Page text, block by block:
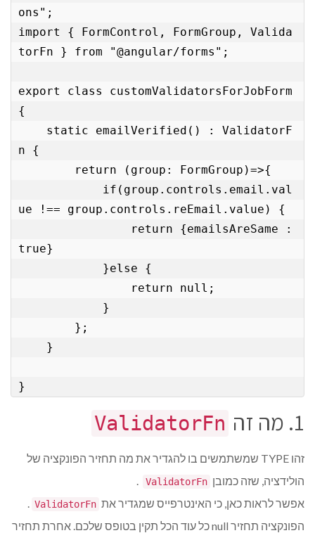
ons";
import { FormControl, FormGroup, Valida
torFn } from "@angular/forms";
export class customValidatorsForJobForm
{
n {
ue !== group.controls.reEmail.value) {
true}
}
1. מה זה ValidatorFn
זהו TYPE שמשתמשים בו להגדיר את מה תחזיר הפונקציה של
הולידציה, שזה כמובן ValidatorFn
.
אפשר לראות כאן, כי האינטרפייס שמגדיר את ValidatorFn
.
הפונקציה תחזיר null כל עוד הכל תקין בטופס שלכם. אחרת תחזיר